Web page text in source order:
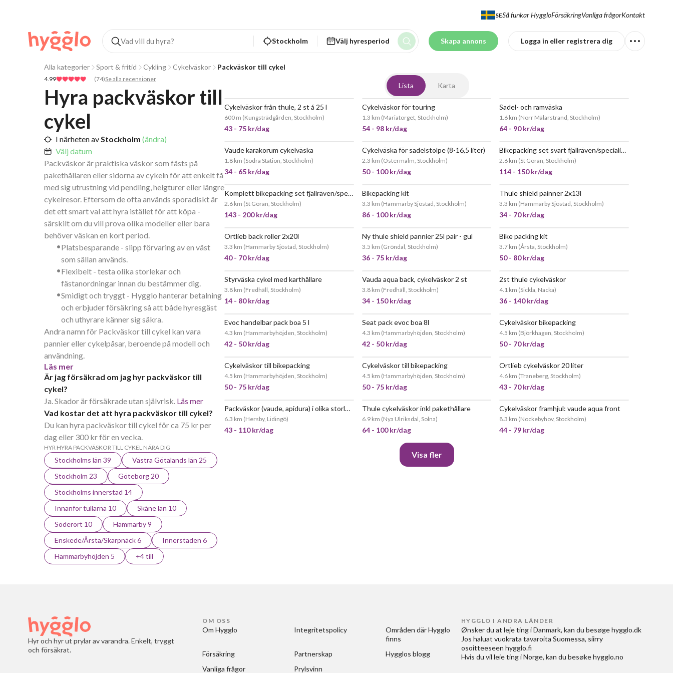
SESå funkar HyggloFörsäkringVanliga frågorKontakt
Stockholm Välj hyresperiod Skapa annons Logga in eller registrera dig
Alla kategorier Sport & fritid Cykling Cykelväskor Packväskor till cykel
4.99 (74)Se alla recensioner
Hyra packväskor till
cykel
I närheten avStockholm (ändra)
Välj datum
Packväskor är praktiska väskor som fästs på
pakethållaren eller sidorna av cykeln för att enkelt få
med sig utrustning vid pendling, helgturer eller längre
cykelresor. Eftersom de ofta används sporadiskt är
det ett smart val att hyra istället för att köpa -
särskilt om du vill prova olika modeller eller bara
behöver väskan en kort period.
•Platsbesparande - slipp förvaring av en väst
som sällan används.
•Flexibelt - testa olika storlekar och
fästanordningar innan du bestämmer dig.
•Smidigt och tryggt - Hygglo hanterar betalning
och erbjuder försäkring så att både hyresgäst
och uthyrare känner sig säkra.
Andra namn för Packväskor till cykel kan vara
pannier eller cykelpåsar, beroende på modell och
användning.
Läs mer
Är jag försäkrad om jag hyr packväskor till
cykel?
Ja. Skador är försäkrade utan självrisk. Läs mer
Vad kostar det att hyra packväskor till cykel?
Du kan hyra packväskor till cykel för ca 75 kr per
dag eller 300 kr för en vecka.
HYR HYRA PACKVÄSKOR TILL CYKEL NÄRA DIG
Stockholms län 39
Västra Götalands län 25
Stockholm 23
Göteborg 20
Stockholms innerstad 14
Innanför tullarna 10
Skåne län 10
Söderort 10
Hammarby 9
Enskede/Årsta/Skarpnäck 6
Innerstaden 6
Hammarbyhöjden 5
+4 till
Lista Karta
POPULÄR
Cykelväskor från thule, 2 st á 25 l
600 m (Kungsträdgården, Stockholm)
43 - 75 kr/dag
Cykelväskor för touring
1.3 km (Mariatorget, Stockholm)
54 - 98 kr/dag
Sadel- och ramväska
1.6 km (Norr Mälarstrand, Stockholm)
64 - 90 kr/dag
JÄTTEPOPULÄR
Vaude karakorum cykelväska
1.8 km (Södra Station, Stockholm)
34 - 65 kr/dag
JÄTTEPOPULÄR
Cykelväska för sadelstolpe (8-16,5 liter)
2.3 km (Östermalm, Stockholm)
50 - 100 kr/dag
Bikepacking set svart fjällräven/specialized
2.6 km (St Göran, Stockholm)
114 - 150 kr/dag
Komplett bikepacking set fjällräven/specialized
2.6 km (St Göran, Stockholm)
143 - 200 kr/dag
Bikepacking kit
3.3 km (Hammarby Sjöstad, Stockholm)
86 - 100 kr/dag
Thule shield painner 2x13l
3.3 km (Hammarby Sjöstad, Stockholm)
34 - 70 kr/dag
Ortlieb back roller 2x20l
3.3 km (Hammarby Sjöstad, Stockholm)
40 - 70 kr/dag
Ny thule shield pannier 25l pair - gul
3.5 km (Gröndal, Stockholm)
36 - 75 kr/dag
Bike packing kit
3.7 km (Årsta, Stockholm)
50 - 80 kr/dag
Styrväska cykel med karthållare
3.8 km (Fredhäll, Stockholm)
14 - 80 kr/dag
Vauda aqua back, cykelväskor 2 st
3.8 km (Fredhäll, Stockholm)
34 - 150 kr/dag
2st thule cykelväskor
4.1 km (Sickla, Nacka)
36 - 140 kr/dag
Evoc handelbar pack boa 5 l
4.3 km (Hammarbyhöjden, Stockholm)
42 - 50 kr/dag
Seat pack evoc boa 8l
4.3 km (Hammarbyhöjden, Stockholm)
42 - 50 kr/dag
Cykelväskor bikepacking
4.5 km (Björkhagen, Stockholm)
50 - 70 kr/dag
JÄTTEPOPULÄR
Cykelväskor till bikepacking
4.5 km (Hammarbyhöjden, Stockholm)
50 - 75 kr/dag
Cykelväskor till bikepacking
4.5 km (Hammarbyhöjden, Stockholm)
50 - 75 kr/dag
Ortlieb cykelväskor 20 liter
4.6 km (Traneberg, Stockholm)
43 - 70 kr/dag
Packväskor (vaude, apidura) i olika storlekar
6.3 km (Hersby, Lidingö)
43 - 110 kr/dag
POPULÄR
Thule cykelväskor inkl pakethållare
6.9 km (Nya Ulriksdal, Solna)
64 - 100 kr/dag
Cykelväskor framhjul: vaude aqua front
8.3 km (Nockebyhov, Stockholm)
44 - 79 kr/dag
Visa fler
Hyr och hyr ut prylar av varandra. Enkelt, tryggt
och försäkrat.
OM OSS
Om Hygglo
Försäkring
Vanliga frågor
Integritetspolicy
Partnerskap
Prylsvinn
Områden där Hygglo
finns
Hygglos blogg
HYGGLO I ANDRA LÄNDER
Ønsker du at leje ting i Danmark, kan du besøge hygglo.dk
Jos haluat vuokrata tavaroita Suomessa, siirry
osoitteeseen hygglo.fi
Hvis du vil leie ting i Norge, kan du besøke hygglo.no